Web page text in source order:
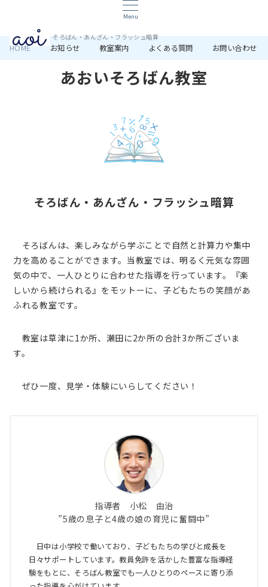
Menu
そろばん・あんざん・フラッシュ暗算
HOME お知らせ 教室案内 よくある質問 お問い合わせ
あおいそろばん教室
そろばん・あんざん・フラッシュ暗算
そろばんは、楽しみながら学ぶことで自然と計算力や集中
力を高めることができます。当教室では、明るく元気な雰囲
気の中で、一人ひとりに合わせた指導を行っています。『楽
しいから続けられる』をモットーに、子どもたちの笑顔があ
ふれる教室です。
教室は草津に1か所、瀬田に2か所の合計3か所ございま
す。
ぜひ一度、見学・体験にいらしてください！
指導者 小松 由治
”5歳の息子と4歳の娘の育児に奮闘中”
日中は小学校で働いており、子どもたちの学びと成長を
日々サポートしています。教員免許を活かした豊富な指導経
験をもとに、そろばん教室でも一人ひとりのペースに寄り添